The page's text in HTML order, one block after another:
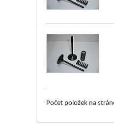
Počet položek na